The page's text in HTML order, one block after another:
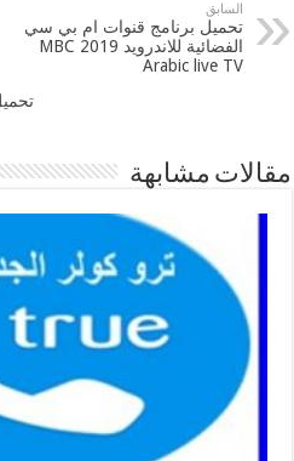
السابق
تحميل برنامج قنوات ام بي سي
الفضائية للاندرويد 2019 MBC
Arabic live TV
مقالات مشابهة